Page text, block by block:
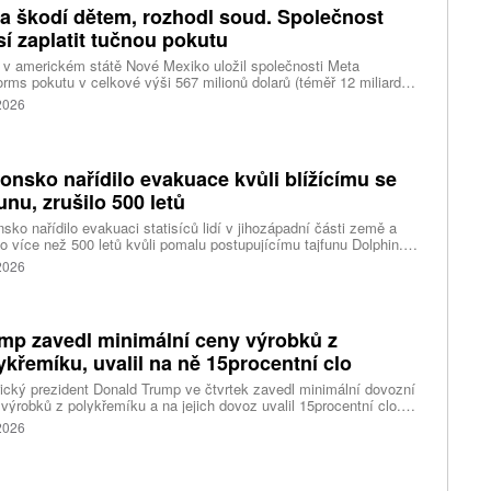
škodí dětem, rozhodl soud. Společnost
zaplatit tučnou pokutu
americkém státě Nové Mexiko uložil společnosti Meta
pokutu v celkové výši 567 milionů dolarů (téměř 12 miliard
za újmu, kterou její platformy Facebook a Instagram působí
lidem. Firma musí změnit způsob ověřování věku.
nařídilo evakuace kvůli blížícímu se
zrušilo 500 letů
nařídilo evakuaci statisíců lidí v jihozápadní části země a
více než 500 letů kvůli pomalu postupujícímu tajfunu Dolphin.
meteorologů přinese tajfun do oblasti silný vítr, prudký déšť a
vlny, píše agentura Reuters. Dolphin je tajfunem první, tedy
meteorologická agentura (JMA).
zavedl minimální ceny výrobků z
uvalil na ně 15procentní clo
prezident Donald Trump ve čtvrtek zavedl minimální dovozní
z polykřemíku a na jejich dovoz uvalil 15procentní clo.
se používá při výrobě polovodičů a je hlavní složkou
panelů, jeho největším světovým producentem je Čína.